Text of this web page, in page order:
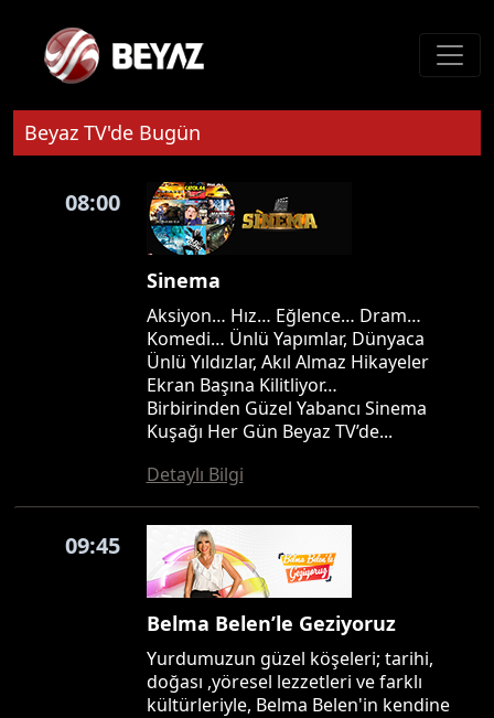
Beyaz TV'de Bugün
08:00
Sinema
Aksiyon… Hız… Eğlence… Dram…
Komedi… Ünlü Yapımlar, Dünyaca
Ünlü Yıldızlar, Akıl Almaz Hikayeler
Ekran Başına Kilitliyor…
Birbirinden Güzel Yabancı Sinema
Kuşağı Her Gün Beyaz TV’de...
Detaylı Bilgi
09:45
Belma Belen’le Geziyoruz
Yurdumuzun güzel köşeleri; tarihi,
doğası ,yöresel lezzetleri ve farklı
kültürleriyle, Belma Belen'in kendine